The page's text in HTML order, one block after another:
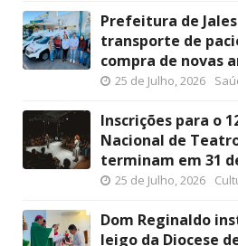
Prefeitura de
transporte de
compra de novas
25 de Julho, 2026
Inscrições para o
Nacional de
terminam em 31
25 de Julho, 2026
Dom Reginaldo
leigo da Diocese